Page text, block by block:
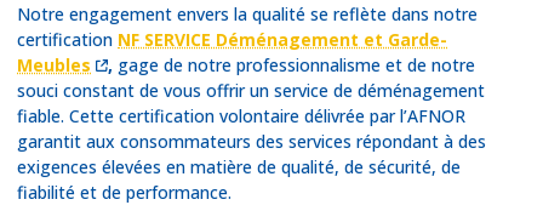
Notre engagement envers la qualité se reflète dans notre
certification NF SERVICE Déménagement et Garde-
Meubles
, gage de notre professionnalisme et de notre
souci constant de vous offrir un service de déménagement
fiable. Cette certification volontaire délivrée par l’AFNOR
garantit aux consommateurs des services répondant à des
exigences élevées en matière de qualité, de sécurité, de
fiabilité et de performance.